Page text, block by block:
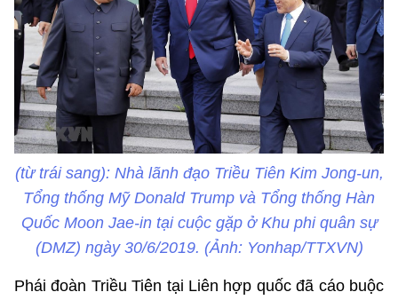
(từ trái sang): Nhà lãnh đạo Triều Tiên Kim Jong-un,
Tổng thống Mỹ Donald Trump và Tổng thống Hàn
Quốc Moon Jae-in tại cuộc gặp ở Khu phi quân sự
(DMZ) ngày 30/6/2019. (Ảnh: Yonhap/TTXVN)
Phái đoàn Triều Tiên tại Liên hợp quốc đã cáo buộc